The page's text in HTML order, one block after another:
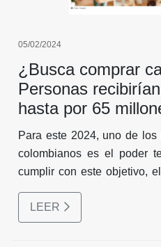
05/02/2024
¿Busca comprar
Personas
hasta por 65
Para este 2024, uno de
colombianos es el poder
cumplir con este objetivo,
impulsar, a través de sus
vivienda, especialmente
menores recursos
LEER